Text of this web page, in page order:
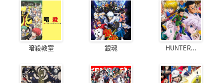
暗殺教室 銀魂 HUNTER...